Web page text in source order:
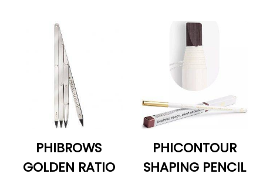
PHIBROWS
GOLDEN RATIO
PHICONTOUR
SHAPING PENCIL